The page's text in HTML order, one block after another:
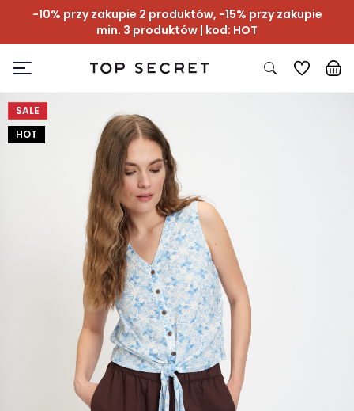
-10% przy zakupie 2 produktów, -15% przy zakupie
min. 3 produktów | kod: HOT
SALE
HOT